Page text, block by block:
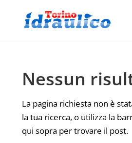
Nessun
La pagina richiesta non è
la tua ricerca, o utilizza la
qui sopra per trovare il post.